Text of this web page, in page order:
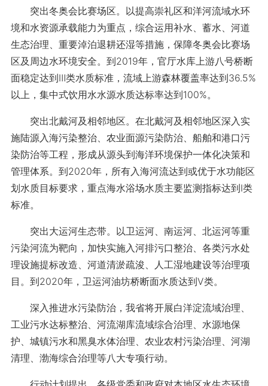
突出冬奥会比赛场区。以提高崇礼区和洋河流域水环
境和水资源承载能力为重点，综合运用补水、蓄水、河道
生态治理、重要淖泊退耕还湿等措施，保障冬奥会比赛场
区及周边水环境安全。到2019年，官厅水库上游八号桥断
面稳定达到Ⅲ类水质标准，流域上游森林覆盖率达到36.5%
以上，集中式饮用水水源水质达标率达到100%。
突出北戴河及相邻地区。在北戴河及相邻地区深入实
施陆源入海污染整治、农业面源污染防治、船舶和港口污
染防治等工程，形成从源头到海洋环境保护一体化决策和
管理体系。到2020年，所有入海河流达到或优于水功能区
划水质目标要求，重点海水浴场水质主要监测指标达到Ⅰ类
标准。
突出大运河生态带。以卫运河、南运河、北运河等重
污染河流为靶向，加快实施入河排污口整治、各类污水处
理设施提标改造、河道清淤疏浚、人工湿地建设等治理项
目。到2020年，卫运河油坊桥断面水质达到Ⅴ类。
深入推进水污染防治，我省将开展白洋淀流域治理、
工业污水达标整治、河流湖库流域综合治理、水源地保
护、城镇污水和黑臭水体治理、农业农村污染治理、河湖
清理、渤海综合治理等八大专项行动。